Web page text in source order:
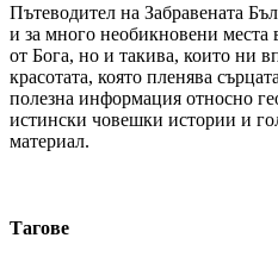
Пътеводител на Забравената
и за много необикновени места
от Бога, но и такива, които ни
красотата, която пленява
полезна информация относно
истински човешки истории и
материал.
Тагове